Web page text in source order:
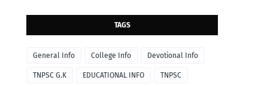
TAGS
General Info College Info Devotional Info
TNPSC G.K EDUCATIONAL INFO TNPSC